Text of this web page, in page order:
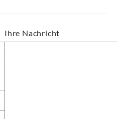
Ihre Nachricht